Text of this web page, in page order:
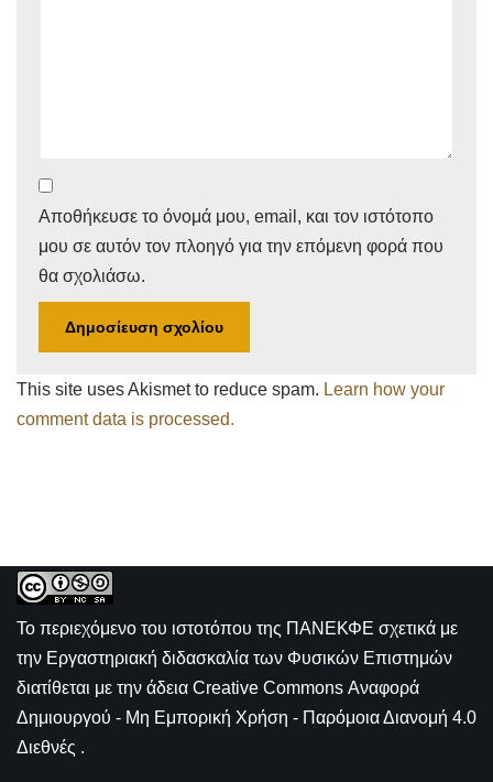
Αποθήκευσε το όνομά μου, email, και τον ιστότοπο
μου σε αυτόν τον πλοηγό για την επόμενη φορά που
θα σχολιάσω.
This site uses Akismet to reduce spam. Learn how your
comment data is processed.
Το περιεχόμενο του ιστοτόπου της ΠΑΝΕΚΦΕ σχετικά με
την Εργαστηριακή διδασκαλία των Φυσικών Επιστημών
διατίθεται με την άδεια Creative Commons Αναφορά
Δημιουργού - Μη Εμπορική Χρήση - Παρόμοια Διανομή 4.0
Διεθνές .